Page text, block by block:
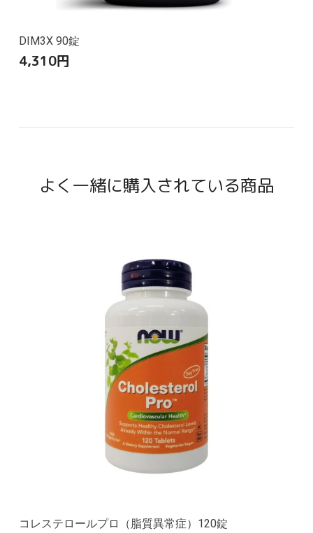
DIM3X 90錠
4,310円
よく一緒に購入されている商品
コレステロールプロ（脂質異常症）120錠